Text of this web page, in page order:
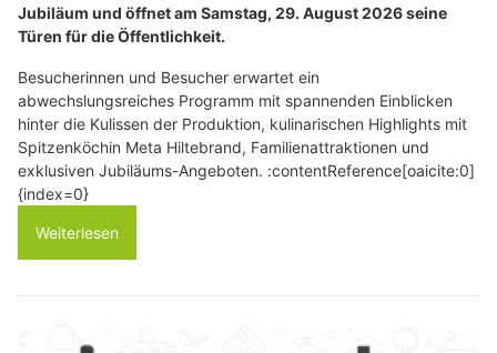
Jubiläum und öffnet am Samstag, 29. August 2026 seine
Türen für die Öffentlichkeit.
Besucherinnen und Besucher erwartet ein
abwechslungsreiches Programm mit spannenden Einblicken
hinter die Kulissen der Produktion, kulinarischen Highlights mit
Spitzenköchin Meta Hiltebrand, Familienattraktionen und
exklusiven Jubiläums-Angeboten. :contentReference[oaicite:0]
{index=0}
Weiterlesen